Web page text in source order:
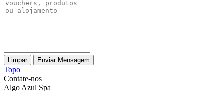
Topo
Contate-nos
Algo Azul Spa